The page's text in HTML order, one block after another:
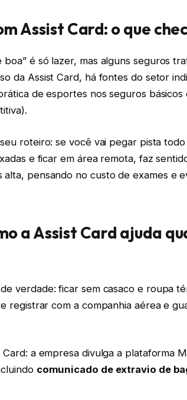
Assist Card: o que
é só lazer, mas alguns seguros
da Assist Card, há fontes do setor
de esportes nos seguros básicos
roteiro: se você vai pegar pista
e ficar em área remota, faz
pensando no custo de exames e
a Assist Card ajuda
verdade: ficar sem casaco e roupa
registrar com a companhia aérea e
a empresa divulga a plataforma
comunicado de extravio de